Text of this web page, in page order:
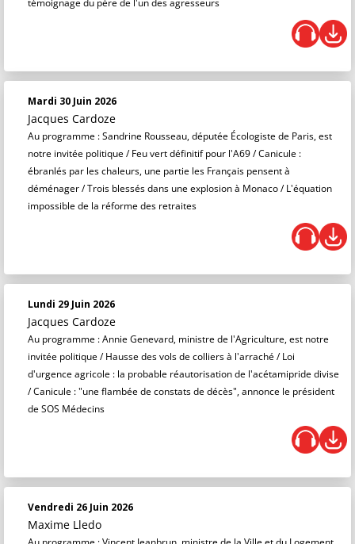
témoignage du père de l'un des agresseurs
Mardi 30 Juin 2026
Jacques Cardoze
Au programme : Sandrine Rousseau, députée Écologiste de Paris, est
notre invitée politique / Feu vert définitif pour l'A69 / Canicule :
ébranlés par les chaleurs, une partie les Français pensent à
déménager / Trois blessés dans une explosion à Monaco / L'équation
impossible de la réforme des retraites
Lundi 29 Juin 2026
Jacques Cardoze
Au programme : Annie Genevard, ministre de l'Agriculture, est notre
invitée politique / Hausse des vols de colliers à l'arraché / Loi
d'urgence agricole : la probable réautorisation de l'acétamipride divise
/ Canicule : "une flambée de constats de décès", annonce le président
de SOS Médecins
Vendredi 26 Juin 2026
Maxime Lledo